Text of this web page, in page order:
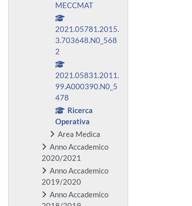
MECCMAT
2021.05781.2015.
3.703648.N0_568
2
2021.05831.2011.
99.A000390.N0_5
478
Ricerca
Operativa
Area Medica
Anno Accademico
2020/2021
Anno Accademico
2019/2020
Anno Accademico